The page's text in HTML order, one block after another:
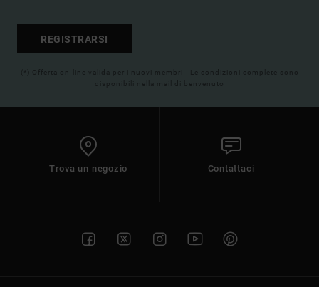
REGISTRARSI
(*) Offerta on-line valida per i nuovi membri - Le condizioni complete sono
disponibili nella mail di benvenuto
Trova un negozio Contattaci